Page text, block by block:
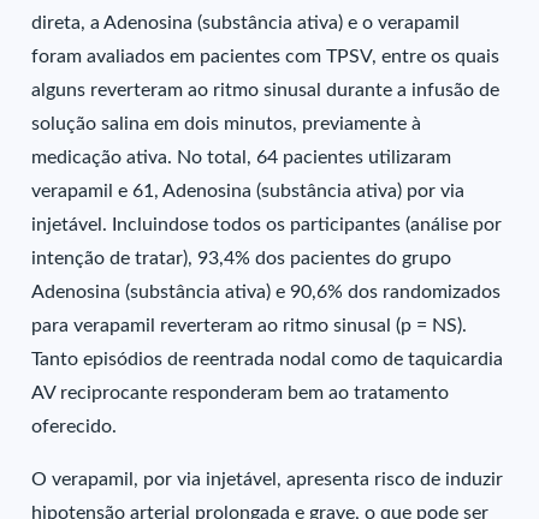
direta, a Adenosina (substância ativa) e o verapamil
foram avaliados em pacientes com TPSV, entre os quais
alguns reverteram ao ritmo sinusal durante a infusão de
solução salina em dois minutos, previamente à
medicação ativa. No total, 64 pacientes utilizaram
verapamil e 61, Adenosina (substância ativa) por via
injetável. Incluindose todos os participantes (análise por
intenção de tratar), 93,4% dos pacientes do grupo
Adenosina (substância ativa) e 90,6% dos randomizados
para verapamil reverteram ao ritmo sinusal (p = NS).
Tanto episódios de reentrada nodal como de taquicardia
AV reciprocante responderam bem ao tratamento
oferecido.
O verapamil, por via injetável, apresenta risco de induzir
hipotensão arterial prolongada e grave, o que pode ser